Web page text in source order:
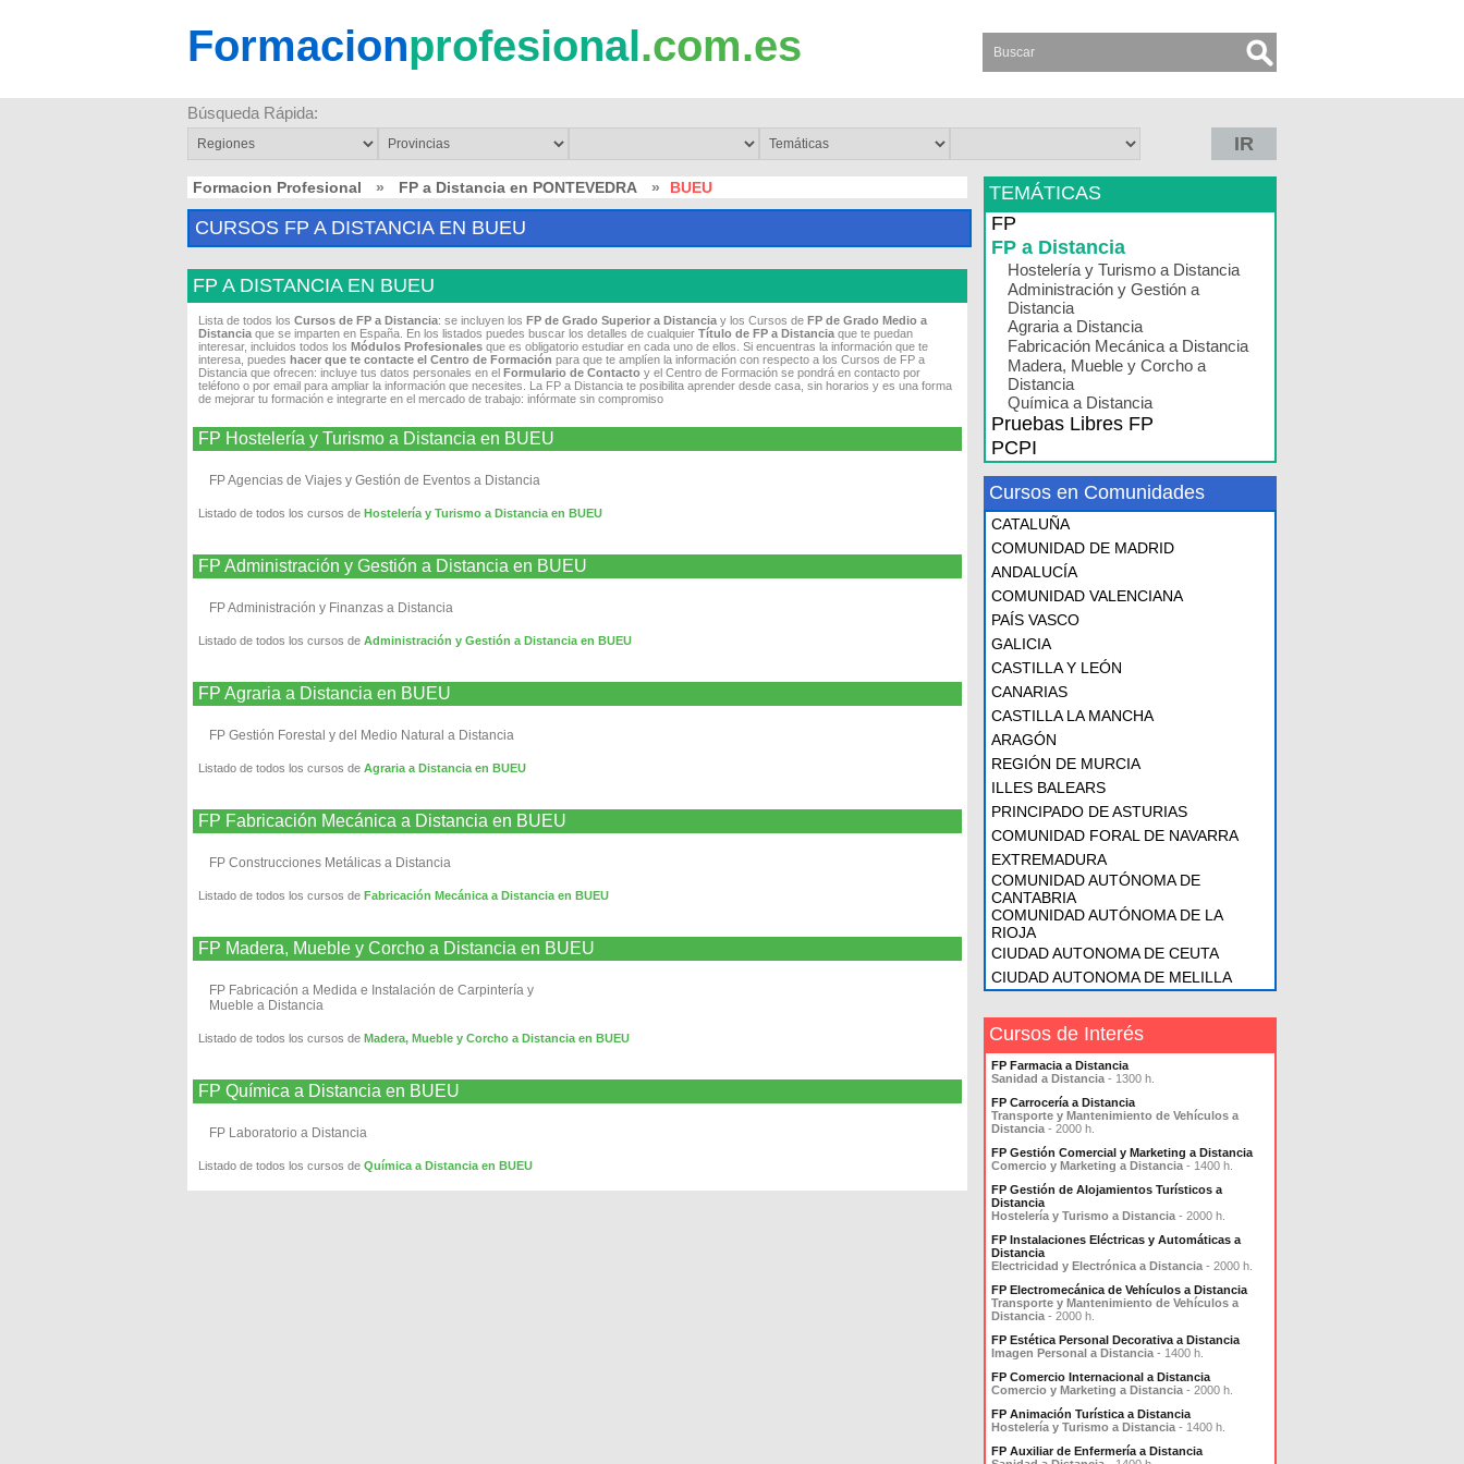
Formacionprofesional.com.es
Búsqueda Rápida:
IR
Formacion Profesional » FP a Distancia en PONTEVEDRA » BUEU
CURSOS FP A DISTANCIA EN BUEU
FP A DISTANCIA EN BUEU
Lista de todos los Cursos de FP a Distancia: se incluyen los FP de Grado Superior a Distancia y los Cursos de FP de Grado Medio a
Distancia que se imparten en España. En los listados puedes buscar los detalles de cualquier Título de FP a Distancia que te puedan
interesar, incluidos todos los Módulos Profesionales que es obligatorio estudiar en cada uno de ellos. Si encuentras la información que te
interesa, puedes hacer que te contacte el Centro de Formación para que te amplíen la información con respecto a los Cursos de FP a
Distancia que ofrecen: incluye tus datos personales en el Formulario de Contacto y el Centro de Formación se pondrá en contacto por
teléfono o por email para ampliar la información que necesites. La FP a Distancia te posibilita aprender desde casa, sin horarios y es una forma
de mejorar tu formación e integrarte en el mercado de trabajo: infórmate sin compromiso
FP Hostelería y Turismo a Distancia en BUEU
FP Agencias de Viajes y Gestión de Eventos a Distancia
Listado de todos los cursos de Hostelería y Turismo a Distancia en BUEU
FP Administración y Gestión a Distancia en BUEU
FP Administración y Finanzas a Distancia
Listado de todos los cursos de Administración y Gestión a Distancia en BUEU
FP Agraria a Distancia en BUEU
FP Gestión Forestal y del Medio Natural a Distancia
Listado de todos los cursos de Agraria a Distancia en BUEU
FP Fabricación Mecánica a Distancia en BUEU
FP Construcciones Metálicas a Distancia
Listado de todos los cursos de Fabricación Mecánica a Distancia en BUEU
FP Madera, Mueble y Corcho a Distancia en BUEU
FP Fabricación a Medida e Instalación de Carpintería y
Mueble a Distancia
Listado de todos los cursos de Madera, Mueble y Corcho a Distancia en BUEU
FP Química a Distancia en BUEU
FP Laboratorio a Distancia
Listado de todos los cursos de Química a Distancia en BUEU
TEMÁTICAS
FP
FP a Distancia
Hostelería y Turismo a Distancia
Administración y Gestión a
Distancia
Agraria a Distancia
Fabricación Mecánica a Distancia
Madera, Mueble y Corcho a
Distancia
Química a Distancia
Pruebas Libres FP
PCPI
Cursos en Comunidades
CATALUÑA
COMUNIDAD DE MADRID
ANDALUCÍA
COMUNIDAD VALENCIANA
PAÍS VASCO
GALICIA
CASTILLA Y LEÓN
CANARIAS
CASTILLA LA MANCHA
ARAGÓN
REGIÓN DE MURCIA
ILLES BALEARS
PRINCIPADO DE ASTURIAS
COMUNIDAD FORAL DE NAVARRA
EXTREMADURA
COMUNIDAD AUTÓNOMA DE
CANTABRIA
COMUNIDAD AUTÓNOMA DE LA
RIOJA
CIUDAD AUTONOMA DE CEUTA
CIUDAD AUTONOMA DE MELILLA
Cursos de Interés
FP Farmacia a Distancia
Sanidad a Distancia - 1300 h.
FP Carrocería a Distancia
Transporte y Mantenimiento de Vehículos a
Distancia - 2000 h.
FP Gestión Comercial y Marketing a Distancia
Comercio y Marketing a Distancia - 1400 h.
FP Gestión de Alojamientos Turísticos a
Distancia
Hostelería y Turismo a Distancia - 2000 h.
FP Instalaciones Eléctricas y Automáticas a
Distancia
Electricidad y Electrónica a Distancia - 2000 h.
FP Electromecánica de Vehículos a Distancia
Transporte y Mantenimiento de Vehículos a
Distancia - 2000 h.
FP Estética Personal Decorativa a Distancia
Imagen Personal a Distancia - 1400 h.
FP Comercio Internacional a Distancia
Comercio y Marketing a Distancia - 2000 h.
FP Animación Turística a Distancia
Hostelería y Turismo a Distancia - 1400 h.
FP Auxiliar de Enfermería a Distancia